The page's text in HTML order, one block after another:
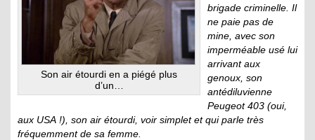
Son air étourdi en a piégé plus
d’un…
brigade criminelle. Il
ne paie pas de
mine, avec son
imperméable usé lui
arrivant aux
genoux, son
antédiluvienne
Peugeot 403 (oui,
aux USA !), son air étourdi, voir simplet et qui parle très
fréquemment de sa femme.